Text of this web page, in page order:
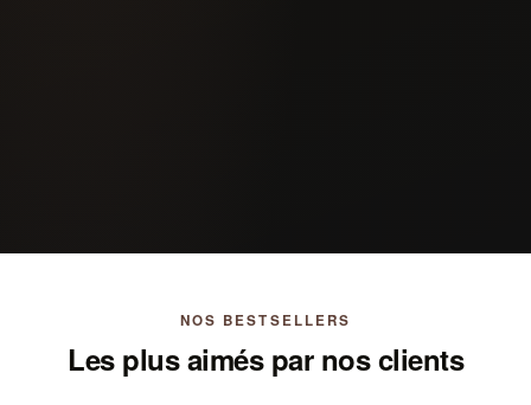
NOS BESTSELLERS
Les plus aimés par nos clients